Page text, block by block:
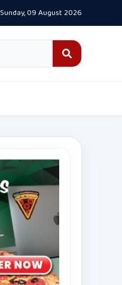
चाहिए- CM भगवंत सिंह मान
Sunday, 09 August 2026